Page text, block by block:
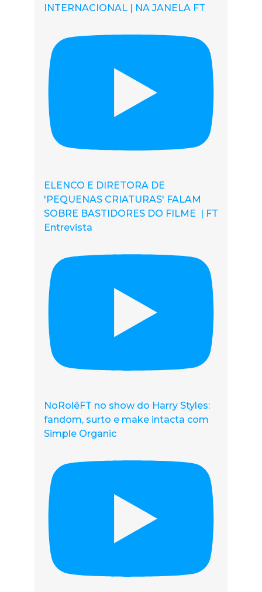
INTERNACIONAL | NA JANELA FT
ELENCO E DIRETORA DE
'PEQUENAS CRIATURAS' FALAM
SOBRE BASTIDORES DO FILME | FT
Entrevista
NoRolêFT no show do Harry Styles:
fandom, surto e make intacta com
Simple Organic